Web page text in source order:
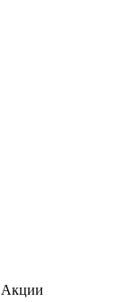
Акции